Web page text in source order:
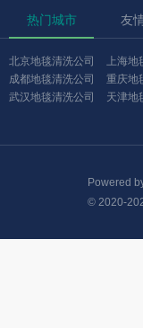
热门城市 友
北京地毯清洗公司 上海地
成都地毯清洗公司
重庆地
武汉地毯清洗公司
天津地
Powered
© 2020-